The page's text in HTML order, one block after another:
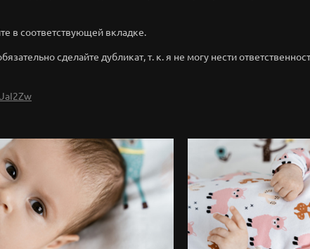
в соответствующей вкладке.
сделайте дубликат, т. к. я не могу нести